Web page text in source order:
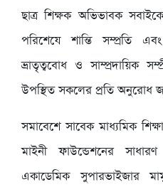
ছাত্র শিক্ষক অভিভাবক
পরিশেযে শান্তি সম্প্রতি
ভ্রাতৃত্ববোধ ও সাম্প্রদায়িক
উপস্থিত সকলের প্রতি অনুরোধ
সমাবেশে সাবেক মাধ্যমিক
মাইনী ফাউন্ডেশনের
একাডেমিক সুপারভাইজার